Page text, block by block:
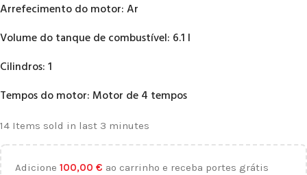
Arrefecimento do motor: Ar
Volume do tanque de combustível: 6.1 l
Cilindros: 1
Tempos do motor: Motor de 4 tempos
14 Items sold in last 3 minutes
Adicione 100,00 € ao carrinho e receba portes grátis